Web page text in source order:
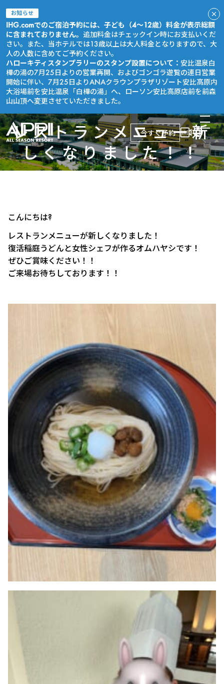
お知らせ
IHG.comでのご宿泊予約には、子ども（4～12歳）料金が表示総額
に含まれておりません。 追加料金はチェックイン時にお支払いくだ
さい。また、当ホテルでは13歳以上は大人料金となりますので、大
人の人数に含めてご予約ください。
ハローキティスタンプラリーのスタンプ設置について： 安比温泉白
樺の湯の7月25日よりの営業再開、およびゴンゴラ遊覧の連日営業
開始に伴い、7月25日よりANAクラウンプラザリゾート安比高原内
大浴場前を安比温泉「白樺の湯」へ、ローソン安比高原店前を前森
山山頂へ変更させていただきました。
今すぐ予約
レストランメニュー新
しくなりました！！
こんにちは?
レストランメニューが新しくなりました！
復活稲庭うどんと女性シェフが作るオムハヤシです！
ぜひご賞味ください！！
ご来場お待ちしております！！